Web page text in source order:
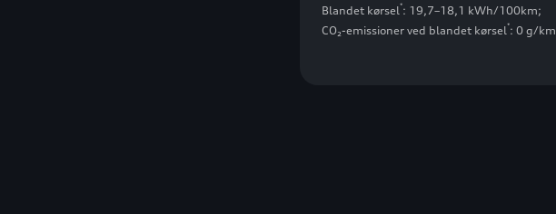
Blandet kørsel*: 19,7–18,1 kWh/100km;
CO₂-emissioner ved blandet kørsel*: 0 g/km